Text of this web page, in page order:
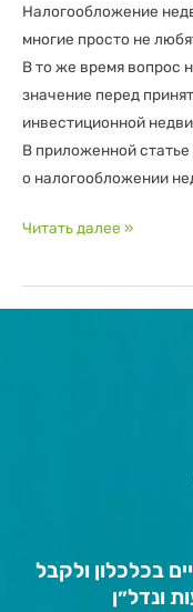
Налогообложение
многие просто не
В то же время вопрос
значение перед
инвестиционной
В приложенной
о налогообложении
Читать далее »
בכלכלון ולקבל